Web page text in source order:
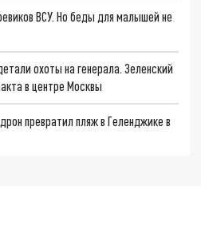
ВСУ. Но беды для малышей не
охоты на генерала. Зеленский
в центре Москвы
превратил пляж в Геленджике в